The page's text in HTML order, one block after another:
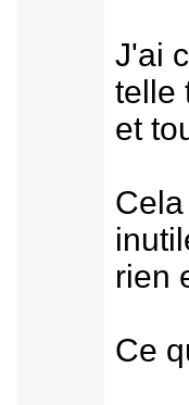
J'ai
telle
et
rien
Ce